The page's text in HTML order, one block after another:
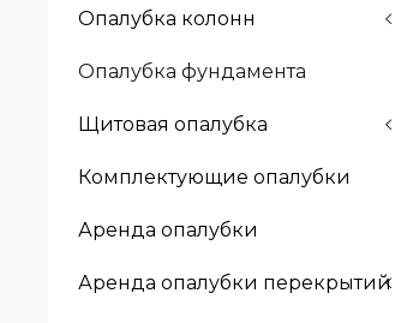
Опалубка колонн
Опалубка фундамента
Щитовая опалубка
Комплектующие опалубки
Аренда опалубки
Аренда опалубки перекрытий